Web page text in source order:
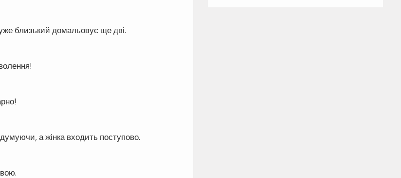
близький домальовує ще дві.
а жінка входить поступово.